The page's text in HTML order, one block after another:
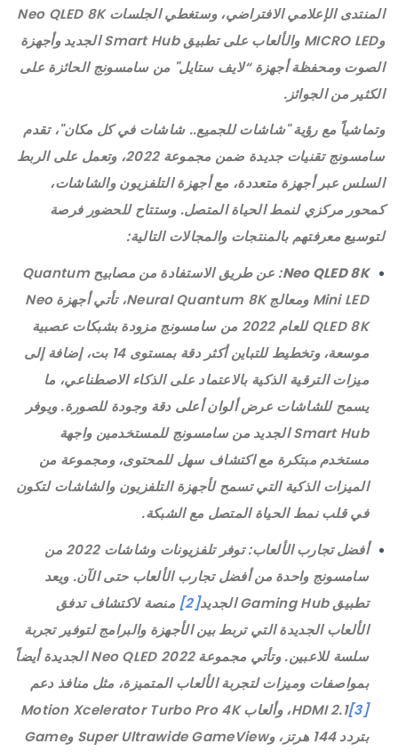
المنتدى الإعلامي الافتراضي، وستغطي الجلسات Neo QLED 8K
وMICRO LED والألعاب على تطبيق Smart Hub الجديد وأجهزة
الصوت ومحفظة أجهزة “لايف ستايل" من سامسونج الحائزة على
الكثير من الجوائز.
وتماشياً مع رؤية "شاشات للجميع.. شاشات في كل مكان"، تقدم
سامسونج تقنيات جديدة ضمن مجموعة 2022، وتعمل على الربط
السلس عبر أجهزة متعددة، مع أجهزة التلفزيون والشاشات،
كمحور مركزي لنمط الحياة المتصل. وستتاح للحضور فرصة
لتوسيع معرفتهم بالمنتجات والمجالات التالية:
Neo QLED 8K
: عن طريق الاستفادة من مصابيح Quantum
Mini LED ومعالج Neural Quantum 8K، تأتي أجهزة Neo
QLED 8K للعام 2022 من سامسونج مزودة بشبكات عصبية
موسعة، وتخطيط للتباين أكثر دقة بمستوى 14 بت، إضافة إلى
ميزات الترقية الذكية بالاعتماد على الذكاء الاصطناعي، ما
يسمح للشاشات عرض ألوان أعلى دقة وجودة للصورة. ويوفر
Smart Hub الجديد من سامسونج للمستخدمين واجهة
مستخدم مبتكرة مع اكتشاف سهل للمحتوى، ومجموعة من
الميزات الذكية التي تسمح لأجهزة التلفزيون والشاشات لتكون
في قلب نمط الحياة المتصل مع الشبكة.
أفضل تجارب الألعاب
: توفر تلفزيونات وشاشات 2022 من
سامسونج واحدة من أفضل تجارب الألعاب حتى الآن. ويعد
تطبيق Gaming Hub الجديد
[2]
منصة لاكتشاف تدفق
الألعاب الجديدة التي تربط بين الأجهزة والبرامج لتوفير تجربة
سلسة للاعبين. وتأتي مجموعة 2022 Neo QLED الجديدة أيضاً
بمواصفات وميزات لتجربة الألعاب المتميزة، مثل منافذ دعم
HDMI 2.1[3]
، وألعاب Motion Xcelerator Turbo Pro 4K
بتردد 144 هرتز، وSuper Ultrawide GameView وGame